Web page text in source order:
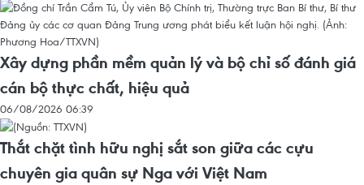
Xây dựng phần mềm quản lý và bộ chỉ số đánh giá
cán bộ thực chất, hiệu quả
06/08/2026 06:39
Thắt chặt tình hữu nghị sắt son giữa các cựu
chuyên gia quân sự Nga với Việt Nam